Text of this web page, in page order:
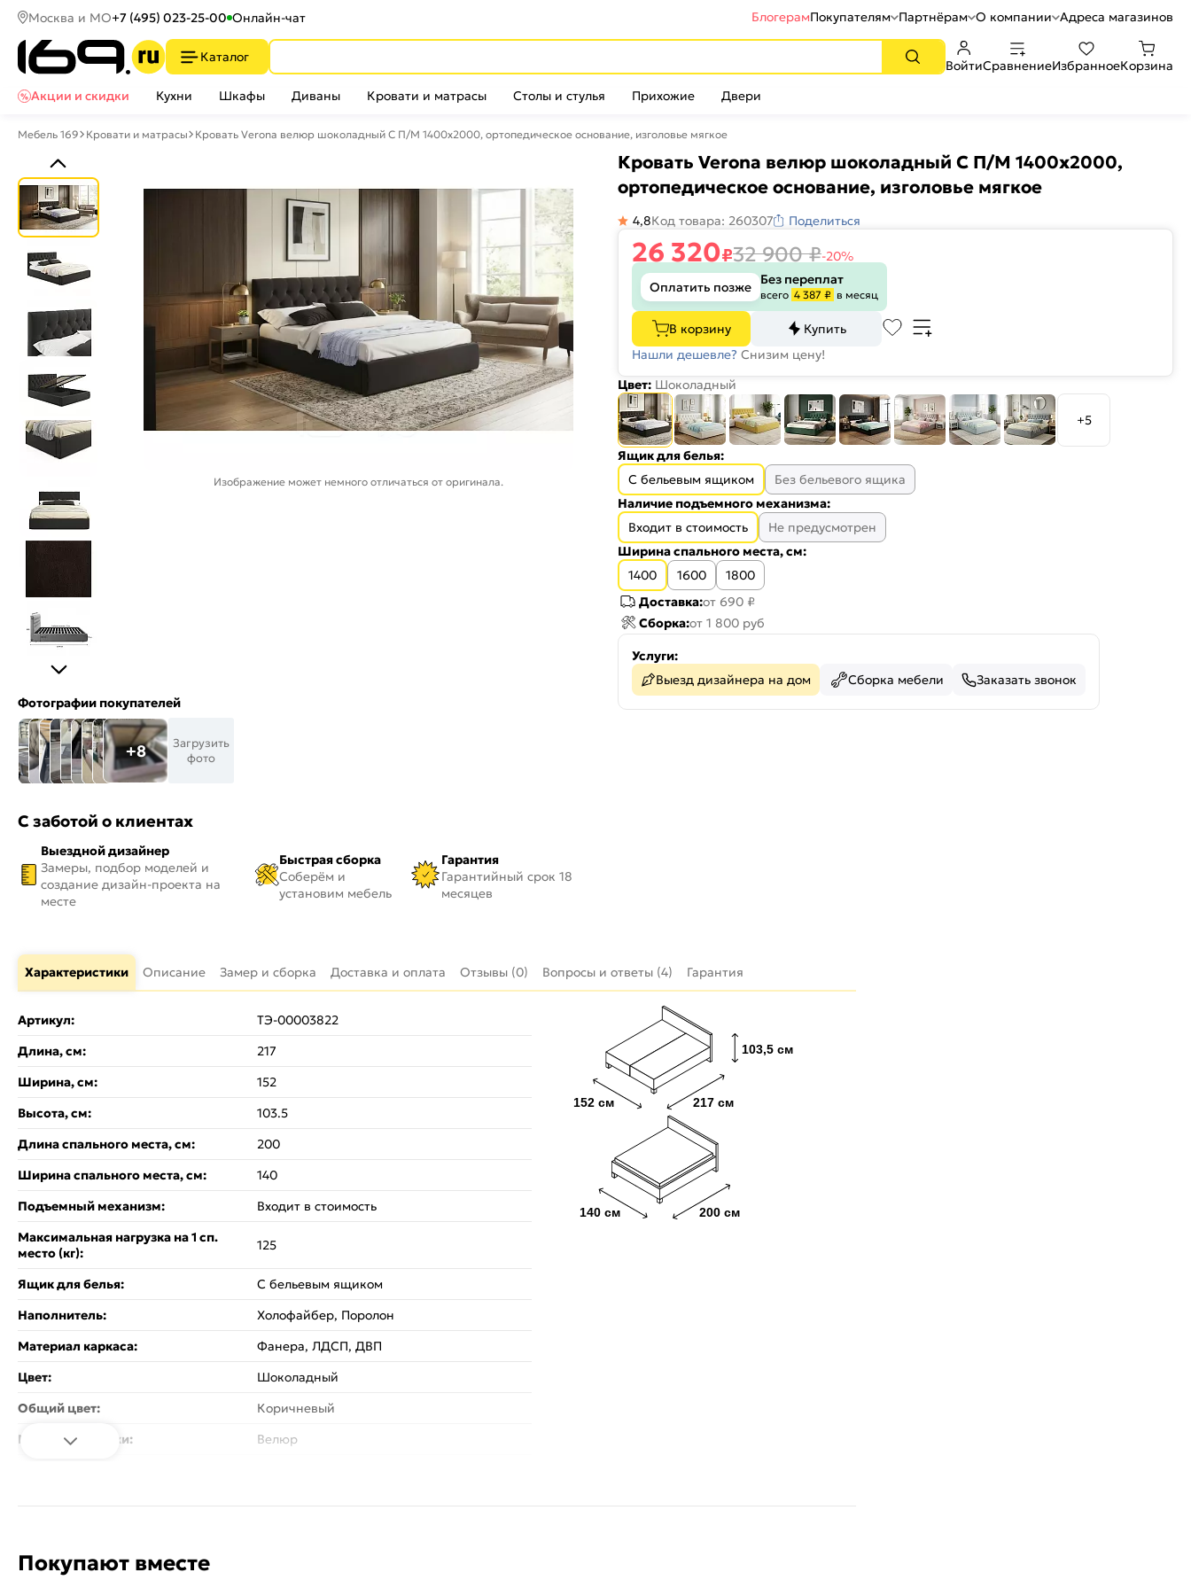
Москва и МО+7 (495) 023-25-00 Онлайн-чат БлогерамПокупателям Партнёрам О компании Адреса магазинов
Каталог
ВойтиСравнениеИзбранноеКорзина
Акции и скидки
Кухни Шкафы Диваны Кровати и матрасы Столы и стулья Прихожие Двери
Мебель 169 Кровати и матрасы Кровать Verona велюр шоколадный С П/М 1400x2000, ортопедическое основание, изголовье мягкое
Изображение может немного отличаться от оригинала.
Фотографии покупателей
+8
Загрузить
фото
С заботой о клиентах
Выездной дизайнер
Замеры, подбор моделей и
создание дизайн-проекта на
месте
Быстрая сборка
Соберём и
установим мебель
Гарантия
Гарантийный срок 18
месяцев
Кровать Verona велюр шоколадный С П/М 1400x2000,
ортопедическое основание, изголовье мягкое
4,8Код товара: 260307 Поделиться
26 320₽32 900₽-20%
Оплатить позже
Без переплат
всего 4 387 ₽ в месяц
В корзину
Купить
Нашли дешевле? Снизим цену!
Цвет: Шоколадный
+5
Ящик для белья:
С бельевым ящиком
Без бельевого ящика
Наличие подъемного механизма:
Входит в стоимость
Не предусмотрен
Ширина спального места, см:
1400
1600
1800
Доставка:от 690 ₽
Сборка:от 1 800 руб
Услуги:
Выезд дизайнера на дом
Сборка мебели Заказать звонок
Характеристики Описание Замер и сборка Доставка и оплата Отзывы (0) Вопросы и ответы (4) Гарантия
Артикул:
ТЭ-00003822
Длина, см:
217
Ширина, см:
152
Высота, см:
103.5
Длина спального места, см:
200
Ширина спального места, см:
140
Подъемный механизм:
Входит в стоимость
Максимальная нагрузка на 1 сп.
место (кг):
125
Ящик для белья:
С бельевым ящиком
Наполнитель:
Холофайбер, Поролон
Материал каркаса:
Фанера, ЛДСП, ДВП
Цвет:
Шоколадный
Общий цвет:
Коричневый
Материал обивки:
Велюр
Объем:
Покупают вместе